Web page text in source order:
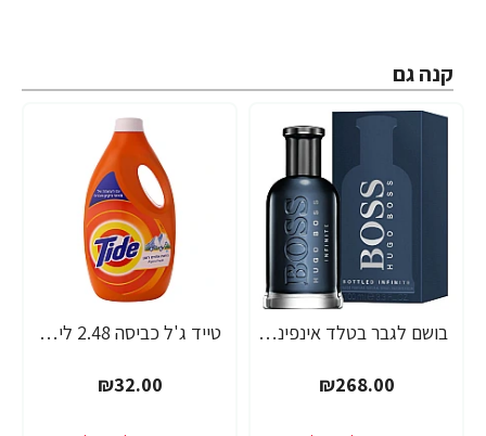
קנה גם
בושם לגבר בטלד אינפיניט של הוגו בוס INFINITE BOTTLED א.ד.פ 100 מ"ל - מבית Hugo Boss
₪268.00
טייד ג'ל כביסה 2.48 ליטר - מבית TIBE
₪32.00